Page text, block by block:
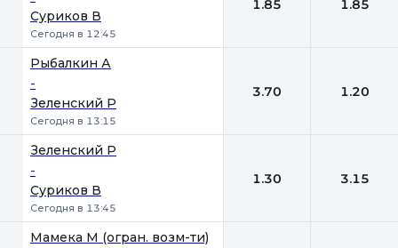
Суриков В
Сегодня в 12:45
1.85 1.85
Рыбалкин А
-
Зеленский Р
Сегодня в 13:15
3.70 1.20
Зеленский Р
-
Суриков В
Сегодня в 13:45
1.30 3.15
Мамека М (огран. возм-ти)